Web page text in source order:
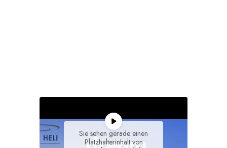
Sie sehen gerade einen
Platzhalterinhalt von